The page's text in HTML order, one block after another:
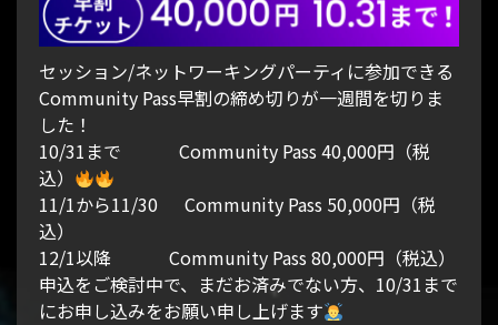
セッション/ネットワーキングパーティに参加できる
Community Pass早割の締め切りが一週間を切りま
した！
10/31まで Community Pass 40,000円（税
込）
11/1から11/30 Community Pass 50,000円（税
込）
12/1以降 Community Pass 80,000円（税込）
申込をご検討中で、まだお済みでない方、10/31まで
にお申し込みをお願い申し上げます